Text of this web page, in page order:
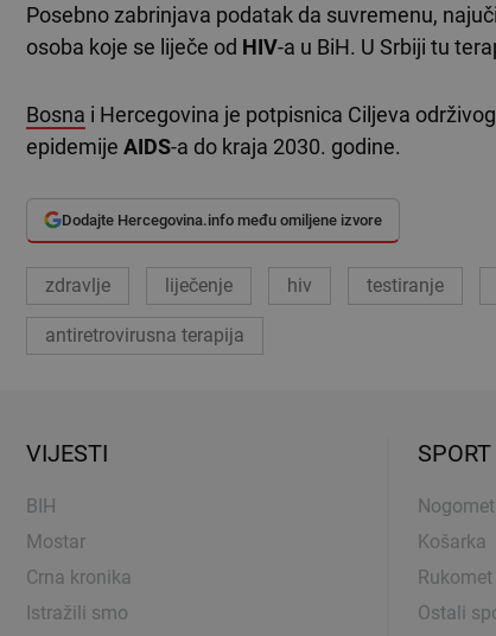
Posebno zabrinjava podatak da suvremenu,
osoba koje se liječe od HIV-a u BiH. U Srbiji tu
Bosna i Hercegovina je potpisnica Ciljeva
epidemije AIDS-a do kraja 2030. godine.
Dodajte Hercegovina.info među omiljene izvore
zdravlje liječenje hiv testiranje
antiretrovirusna terapija
VIJESTI
BIH
Mostar
Crna kronika
Istražili smo
SPORT
Nogomet
Košarka
Rukomet
Ostali